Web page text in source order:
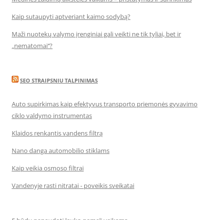
Kaip sutaupyti aptveriant kaimo sodybą?
Maži nuotekų valymo įrenginiai gali veikti ne tik tyliai, bet ir
„nematomai‘‘?
SEO STRAIPSNIU TALPINIMAS
Auto supirkimas kaip efektyvus transporto priemonės gyvavimo
ciklo valdymo instrumentas
Klaidos renkantis vandens filtrą
Nano danga automobilio stiklams
Kaip veikia osmoso filtrai
Vandenyje rasti nitratai - poveikis sveikatai